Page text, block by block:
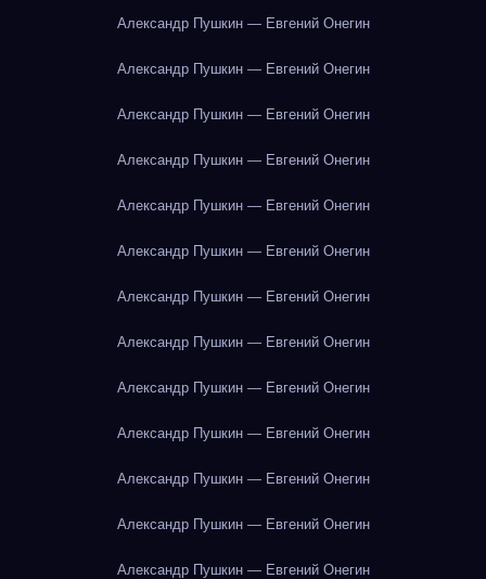
Александр Пушкин — Евгений Онегин
Александр Пушкин — Евгений Онегин
Александр Пушкин — Евгений Онегин
Александр Пушкин — Евгений Онегин
Александр Пушкин — Евгений Онегин
Александр Пушкин — Евгений Онегин
Александр Пушкин — Евгений Онегин
Александр Пушкин — Евгений Онегин
Александр Пушкин — Евгений Онегин
Александр Пушкин — Евгений Онегин
Александр Пушкин — Евгений Онегин
Александр Пушкин — Евгений Онегин
Александр Пушкин — Евгений Онегин